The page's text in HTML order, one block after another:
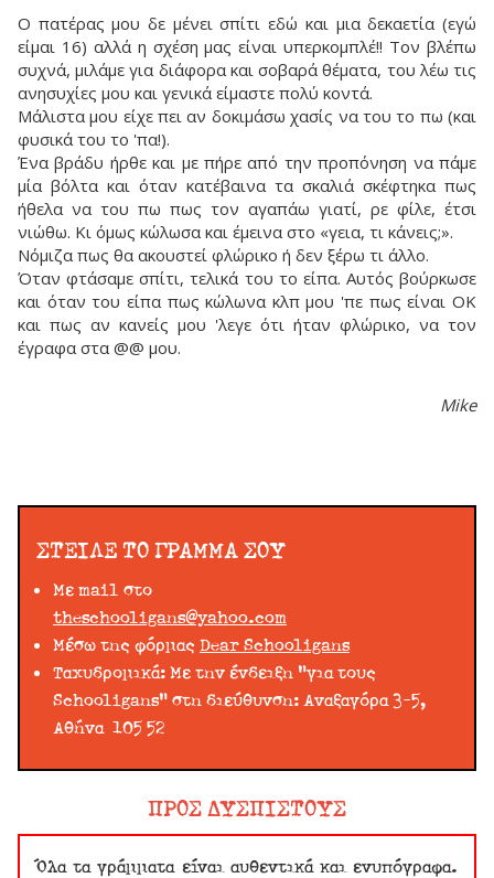
Ο πατέρας μου δε μένει σπίτι εδώ και μια δεκαετία (εγώ
είμαι 16) αλλά η σχέση μας είναι υπερκομπλέ!! Τον βλέπω
συχνά, μιλάμε για διάφορα και σοβαρά θέματα, του λέω τις
ανησυχίες μου και γενικά είμαστε πολύ κοντά.
Μάλιστα μου είχε πει αν δοκιμάσω χασίς να του το πω (και
φυσικά του το 'πα!).
Ένα βράδυ ήρθε και με πήρε από την προπόνηση να πάμε
μία βόλτα και όταν κατέβαινα τα σκαλιά σκέφτηκα πως
ήθελα να του πω πως τον αγαπάω γιατί, ρε φίλε, έτσι
νιώθω. Κι όμως κώλωσα και έμεινα στο «γεια, τι κάνεις;».
Νόμιζα πως θα ακουστεί φλώρικο ή δεν ξέρω τι άλλο.
Όταν φτάσαμε σπίτι, τελικά του το είπα. Αυτός βούρκωσε
και όταν του είπα πως κώλωνα κλπ μου 'πε πως είναι ΟΚ
και πως αν κανείς μου 'λεγε ότι ήταν φλώρικο, να τον
έγραφα στα @@ μου.
Mike
ΣΤΕΙΛΕ ΤΟ ΓΡΑΜΜΑ ΣΟΥ
Με mail στο
theschooligans@yahoo.com
Μέσω της φόρμας Dear Schooligans
Ταχυδρομικά: Με την ένδειξη "για τους
Schooligans" στη διεύθυνση: Αναξαγόρα 3-5,
Αθήνα 105 52
ΠΡΟΣ ΔΥΣΠΙΣΤΟΥΣ
Όλα τα γράμματα είναι αυθεντικά και ενυπόγραφα.